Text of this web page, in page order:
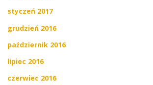
styczeń 2017
grudzień 2016
październik 2016
lipiec 2016
czerwiec 2016